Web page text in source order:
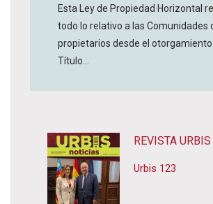
Esta Ley de Propiedad Horizontal
todo lo relativo a las Comunidades
propietarios desde el otorgamiento
Título...
REVISTA URBIS
Urbis 123